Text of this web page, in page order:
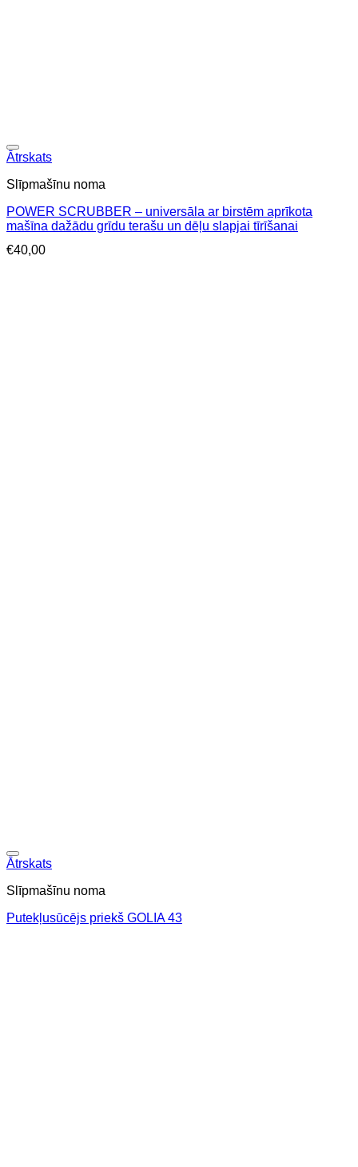
Ātrskats
Slīpmašīnu noma
POWER SCRUBBER – universāla ar birstēm aprīkota
mašīna dažādu grīdu terašu un dēļu slapjai tīrīšanai
€40,00
Ātrskats
Slīpmašīnu noma
Putekļusūcējs priekš GOLIA 43